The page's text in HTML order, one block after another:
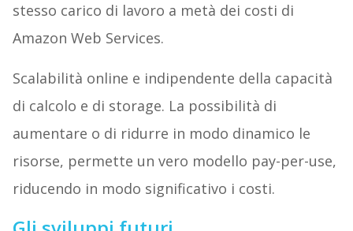
stesso carico di lavoro a metà dei costi di
Amazon Web Services.
Scalabilità online e indipendente della capacità
di calcolo e di storage. La possibilità di
aumentare o di ridurre in modo dinamico le
risorse, permette un vero modello pay-per-use,
riducendo in modo significativo i costi.